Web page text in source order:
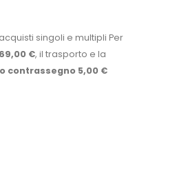
singoli e multipli Per
69,00 €, il trasporto e la
contrassegno 5,00 €